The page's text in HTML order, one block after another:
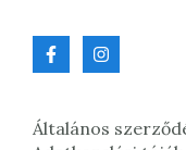
Általános